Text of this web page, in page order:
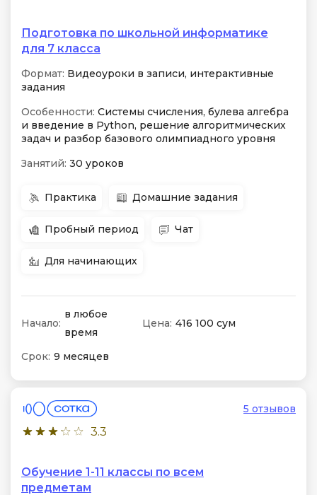
Подготовка по школьной информатике
для 7 класса
Формат: Видеоуроки в записи, интерактивные
задания
Особенности: Системы счисления, булева алгебра
и введение в Python, решение алгоритмических
задач и разбор базового олимпиадного уровня
Занятий: 30 уроков
Практика Домашние задания
Пробный период Чат
Для начинающих
Начало:
в любое
время
Цена: 416 100 сум
Срок: 9 месяцев
3.3
5 отзывов
Обучение 1-11 классы по всем
предметам